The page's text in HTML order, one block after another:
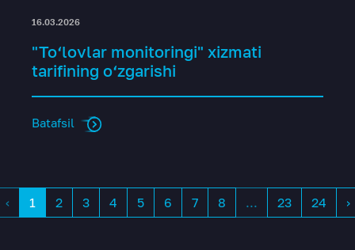
16.03.2026
"To‘lovlar monitoringi" xizmati
tarifining o‘zgarishi
Batafsil
‹ 1 2 3 4 5 6 7 8 ... 23 24 ›